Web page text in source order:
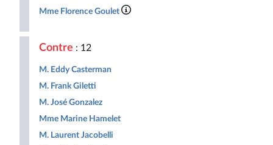
Mme Florence Goulet
Contre : 12
M. Eddy Casterman
M. Frank Giletti
M. José Gonzalez
Mme Marine Hamelet
M. Laurent Jacobelli